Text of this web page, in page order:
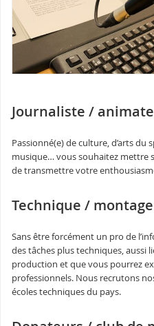
Journaliste /
Passionné(e) de culture, d’arts du
musique… vous souhaitez mettre
de transmettre votre
Technique /
Sans être forcément un pro de
des tâches plus techniques, aussi
production et que vous pourrez
professionnels. Nous recrutons
écoles techniques du pays.